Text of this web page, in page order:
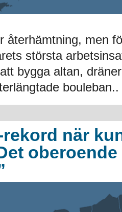
återhämtning, men
största
bygga altan,
bouleban..
rekord när